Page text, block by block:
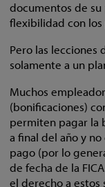
documentos de su
flexibilidad con
Pero las lecciones
solamente a un
Muchos
(bonificaciones)
permiten pagar la
a final del año y
pago (por lo
de fecha de la
el derecho a estos